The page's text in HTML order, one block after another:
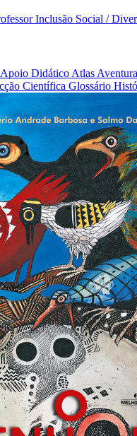
Inclusão Social /
Apoio DidáticoAtlasAventura
Científica Glossário